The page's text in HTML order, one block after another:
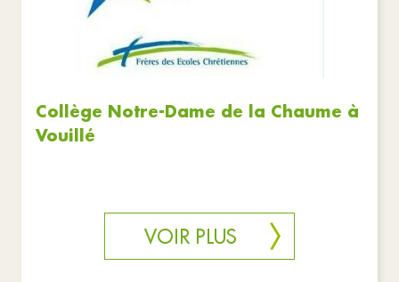
Collège Notre-Dame de la Chaume à
Vouillé
VOIR PLUS